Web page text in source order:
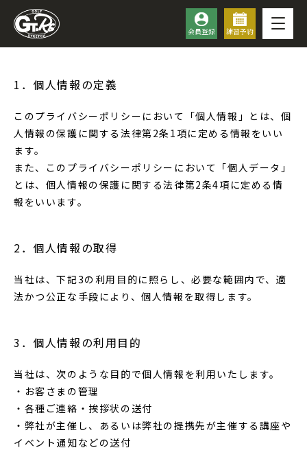
会員登録 練習予約
1．個人情報の定義
このプライバシーポリシーにおいて「個人情報」とは、個
人情報の保護に関する法律第2条1項に定める情報をいい
ます。
また、このプライバシーポリシーにおいて「個人データ」
とは、個人情報の保護に関する法律第2条4項に定める情
報をいいます。
2．個人情報の取得
当社は、下記3の利用目的に照らし、必要な範囲内で、適
法かつ公正な手段により、個人情報を取得します。
3．個人情報の利用目的
当社は、次のような目的で個人情報を利用いたします。
・お客さまの管理
・各種ご連絡・挨拶状の送付
・弊社が主催し、あるいは弊社の提携先が主催する講座や
イベント通知などの送付